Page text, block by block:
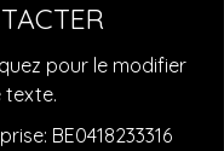
pour le modifier
texte.
BE0418233316